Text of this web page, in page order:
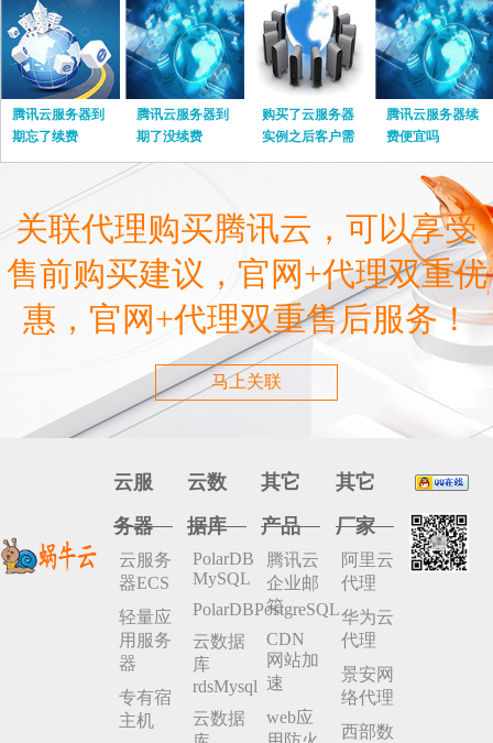
腾讯云服务器到
期忘了续费
腾讯云服务器到
期了没续费
购买了云服务器
实例之后客户需
要
腾讯云服务器续
费便宜吗
关联代理购买腾讯云，可以享受
售前购买建议，官网+代理双重优
惠，官网+代理双重售后服务！
马上关联
云服
务器
云服务
器ECS
轻量应
用服务
器
专有宿
主机
云数
据库
PolarDB
MySQL
PolarDBPostgreSQL
云数据
库
rdsMysql
云数据
其它
产品
腾讯云
企业邮
箱
CDN
网站加
速
web应
其它
厂家
阿里云
代理
华为云
代理
景安网
络代理
西部数